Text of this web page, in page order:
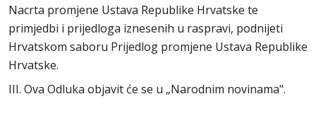
Nacrta promjene Ustava Republike Hrvatske te
primjedbi i prijedloga iznesenih u raspravi, podnijeti
Hrvatskom saboru Prijedlog promjene Ustava Republike
Hrvatske.
III. Ova Odluka objavit će se u „Narodnim novinama".